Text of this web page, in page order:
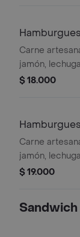
Carne
jamón,
caramelizada,
$ 18.000
Carne
jamón,
caramelizada,
$ 19.000
Sandwich